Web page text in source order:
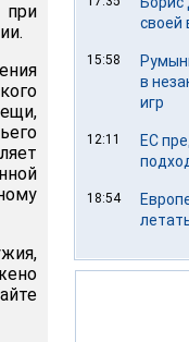
при
своей
15:58
в
игр
12:11
ЕС
18:54